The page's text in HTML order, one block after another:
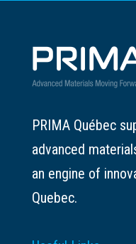
PRIMA Québec
advanced
an engine of
Quebec.